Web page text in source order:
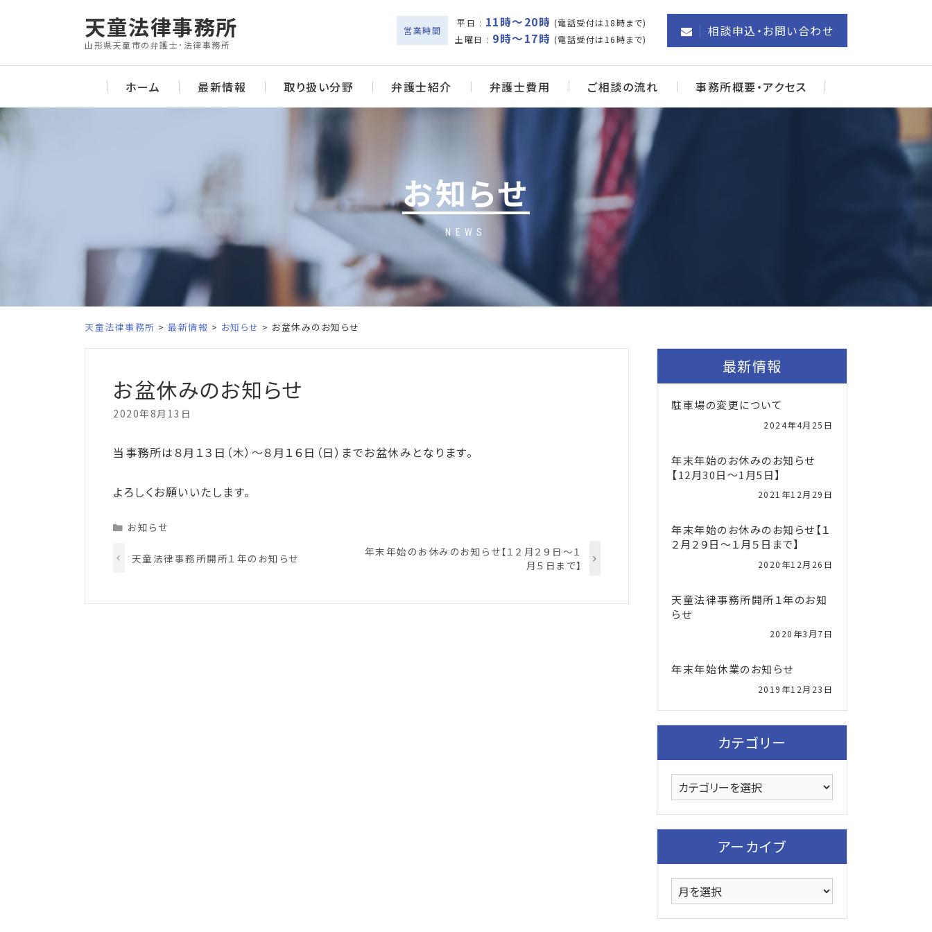
営業時間
平日 : 11時～20時 (電話受付は18時まで)
土曜日 : 9時～17時 (電話受付は16時まで)
相談申込・お問い合わせ
天童法律事務所
山形県天童市の弁護士･法律事務所
ホーム 最新情報 取り扱い分野 弁護士紹介 弁護士費用 ご相談の流れ 事務所概要・アクセス
お知らせ
NEWS
天童法律事務所 > 最新情報 > お知らせ > お盆休みのお知らせ
お盆休みのお知らせ
2020年8月13日
当事務所は８月１３日（木）～８月１６日（日）までお盆休みとなります。
よろしくお願いいたします。
Categories
お知らせ
天童法律事務所開所１年のお知らせ
年末年始のお休みのお知らせ【１２月２９日～１
月５日まで】
最新情報
駐車場の変更について
2024年4月25日
年末年始のお休みのお知らせ
【12月30日～1月5日】
2021年12月29日
年末年始のお休みのお知らせ【１
２月２９日～１月５日まで】
2020年12月26日
天童法律事務所開所１年のお知
らせ
2020年3月7日
年末年始休業のお知らせ
2019年12月23日
カテゴリー
カ
テ
ゴ
アーカイブ
ア
ー
カ